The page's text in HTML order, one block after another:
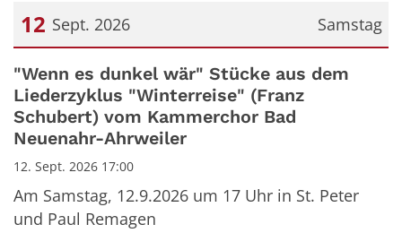
Samstag
12 Sept. 2026
Datum: 12. September 2026
"Wenn es dunkel wär" Stücke aus dem
Liederzyklus "Winterreise" (Franz
Schubert) vom Kammerchor Bad
Neuenahr-Ahrweiler
12. Sept. 2026 17:00
Am Samstag, 12.9.2026 um 17 Uhr in St. Peter
und Paul Remagen